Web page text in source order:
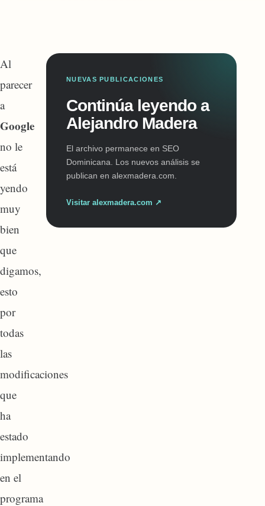
Al
parecer
a
Google
no le
está
yendo
muy
bien
que
digamos,
esto
por
todas
las
modificaciones
que
ha
estado
implementando
en el
programa
NUEVAS PUBLICACIONES
Continúa leyendo a
Alejandro Madera
El archivo permanece en SEO
Dominicana. Los nuevos análisis se
publican en alexmadera.com.
Visitar alexmadera.com ↗